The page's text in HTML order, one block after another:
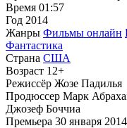
Время 01:57
Год 2014
Жанры Фильмы онлайн
Фантастика
Страна США
Возраст 12+
Режиссёр Жозе Падилья
Продюссер Марк
Джозеф Боччиа
Премьера 30 января 2014